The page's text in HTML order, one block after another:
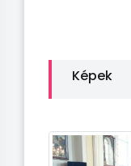
Képek